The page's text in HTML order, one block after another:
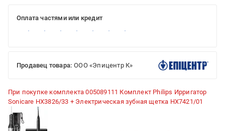
Оплата частями или кредит
Продавец товара: ООО «Эпицентр К»
При покупке комплекта 005089111 Комплект Philips Ирригатор
Sonicare HX3826/33 + Электрическая зубная щетка HX7421/01